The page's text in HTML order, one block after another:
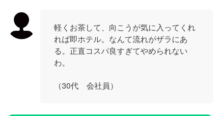
軽くお茶して、向こうが気に入ってくれ
れば即ホテル。なんて流れがザラにあ
る。正直コスパ良すぎてやめられない
わ。
（30代 会社員）